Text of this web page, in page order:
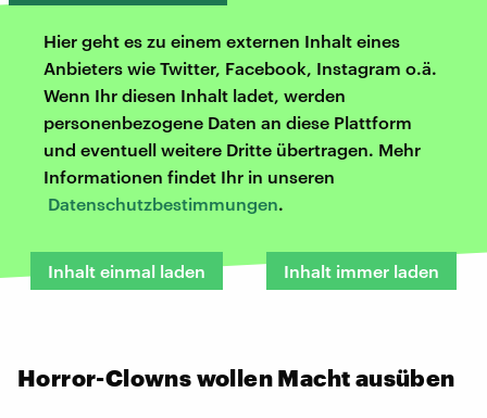
Hier geht es zu einem externen Inhalt eines
Anbieters wie Twitter, Facebook, Instagram o.ä.
Wenn Ihr diesen Inhalt ladet, werden
personenbezogene Daten an diese Plattform
und eventuell weitere Dritte übertragen. Mehr
Informationen findet Ihr in unseren
Datenschutzbestimmungen.
Inhalt einmal laden Inhalt immer laden
Horror-Clowns wollen Macht ausüben